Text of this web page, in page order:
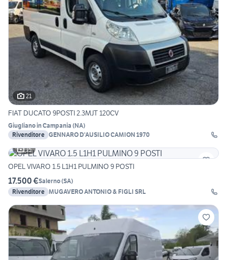
21
FIAT DUCATO 9POSTI 2.3MJT 120CV
Giugliano in Campania (NA)
Rivenditore GENNARO D'AUSILIO CAMION 1970
15
OPEL VIVARO 1.5 L1H1 PULMINO 9 POSTI
17.500 €Salerno(SA)
Rivenditore MUGAVERO ANTONIO & FIGLI SRL